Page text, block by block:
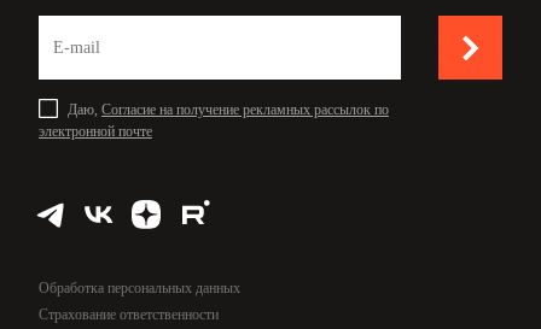
Даю, Согласие на получение рекламных рассылок по
электронной почте
Обработка персональных данных
Страхование ответственности